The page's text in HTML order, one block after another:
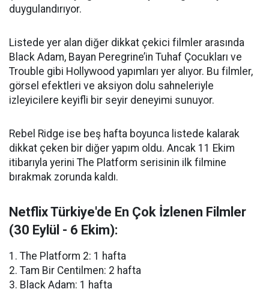
duygulandırıyor.
Listede yer alan diğer dikkat çekici filmler arasında
Black Adam, Bayan Peregrine’in Tuhaf Çocukları ve
Trouble gibi Hollywood yapımları yer alıyor. Bu filmler,
görsel efektleri ve aksiyon dolu sahneleriyle
izleyicilere keyifli bir seyir deneyimi sunuyor.
Rebel Ridge ise beş hafta boyunca listede kalarak
dikkat çeken bir diğer yapım oldu. Ancak 11 Ekim
itibarıyla yerini The Platform serisinin ilk filmine
bırakmak zorunda kaldı.
Netflix Türkiye'de En Çok İzlenen Filmler
(30 Eylül - 6 Ekim):
1. The Platform 2: 1 hafta
2. Tam Bir Centilmen: 2 hafta
3. Black Adam: 1 hafta